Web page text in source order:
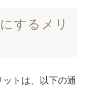
するメリ
トは、以下の通